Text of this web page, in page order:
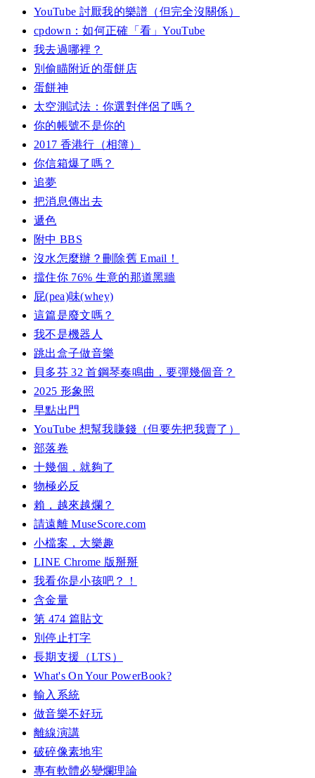
YouTube 討厭我的樂譜（但完全沒關係）
cpdown：如何正確「看」YouTube
我去過哪裡？
別偷瞄附近的蛋餅店
蛋餅神
太空測試法：你選對伴侶了嗎？
你的帳號不是你的
2017 香港行（相簿）
你信箱爆了嗎？
追夢
把消息傳出去
遞色
附中 BBS
沒水怎麼辦？刪除舊 Email！
擋住你 76% 生意的那道黑牆
屁(pea)味(whey)
這篇是廢文嗎？
我不是機器人
跳出盒子做音樂
貝多芬 32 首鋼琴奏鳴曲，要彈幾個音？
2025 形象照
早點出門
YouTube 想幫我賺錢（但要先把我賣了）
部落卷
十幾個，就夠了
物極必反
賴，越來越爛？
請遠離 MuseScore.com
小檔案，大樂趣
LINE Chrome 版掰掰
我看你是小孩吧？！
含金量
第 474 篇貼文
別停止打字
長期支援（LTS）
What's On Your PowerBook?
輸入系統
做音樂不好玩
離線演講
破碎像素地牢
專有軟體必變爛理論